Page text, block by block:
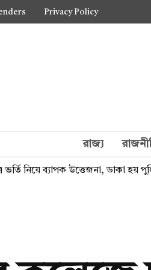
Privacy Policy
রাজ্য
ভর্তি নিয়ে ব্যাপক উত্তেজনা, ডাকা হয়